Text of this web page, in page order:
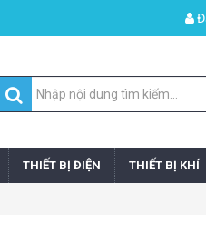
THIẾT BỊ ĐIỆN THIẾT BỊ KHÍ